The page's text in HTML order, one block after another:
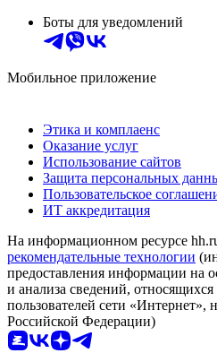
Боты для уведомлений
Мобильное приложение
Этика и комплаенс
Оказание услуг
Использование сайтов
Защита персональных
Пользовательское
ИТ аккредитация
На информационном ресурсе
рекомендательные технологии
предоставления информации на
и анализа сведений,
пользователей сети «Интернет»,
Российской Федерации)